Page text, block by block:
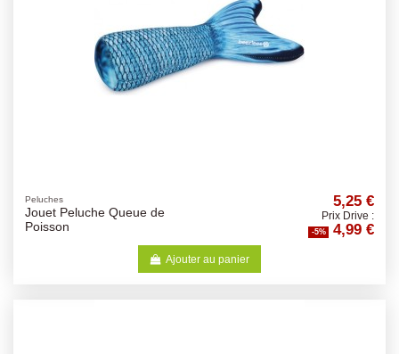
Peluches
Jouet Peluche Queue de
Poisson
5,25 €
Prix Drive :
-5% 4,99 €
Ajouter au panier